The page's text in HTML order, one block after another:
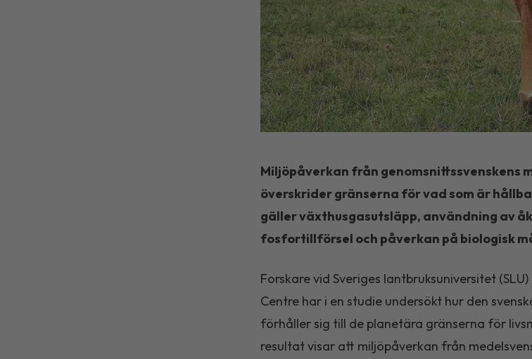
Miljöpåverkan från genomsnittssvenskens
överskrider gränserna för vad som är
gäller växthusgasutsläpp, användning av
fosfortillförsel och påverkan på biologisk m
Forskare vid Sveriges lantbruksuniversitet
Centre har i en studie undersökt hur den
förhåller sig till de planetära gränserna för
resultat visar att miljöpåverkan från